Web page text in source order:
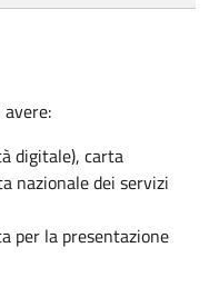
digitale), carta
nazionale dei servizi
per la presentazione